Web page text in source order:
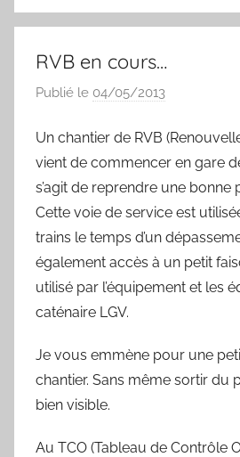
k
s
RVB en cours…
Publié le 04/05/2013
r
S
y
l
v
d
Un chantier de RVB
vient de commencer en gare
s’agit de reprendre une bonne
Cette voie de service est
trains le temps d’un
également accès à un petit
utilisé par l’équipement et les
caténaire LGV.
Je vous emmène pour une
chantier. Sans même sortir du
bien visible.
Au TCO (Tableau de Contrôle